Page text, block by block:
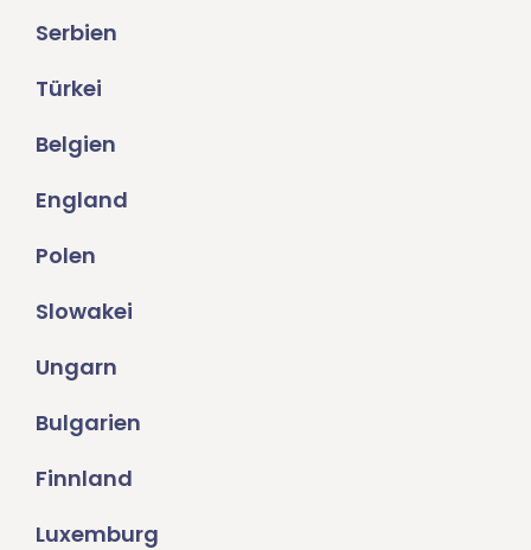
Serbien
Türkei
Belgien
England
Polen
Slowakei
Ungarn
Bulgarien
Finnland
Luxemburg